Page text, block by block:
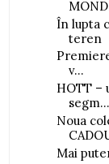
În lupta
teren
v...
HOTT –
segm...
Noua
Mai